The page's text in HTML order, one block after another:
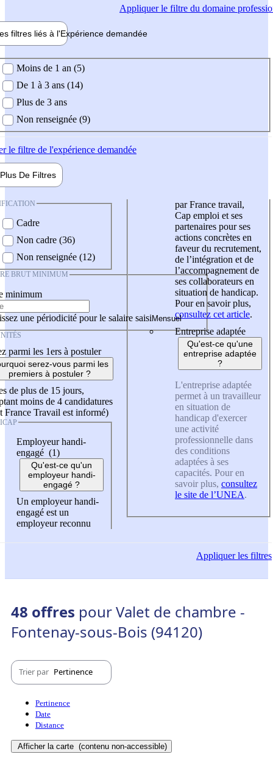
Appliquerle filtre du domaine
filtres liés à l'Expérience demandée
demandée
Moins de 1 an (5)
De 1 à 3 ans (14)
Plus de 3 ans
Non renseignée (9)
le filtre de l'expérience demandée
Plus De Filtres
Cadre
Non cadre (36)
Non renseignée (12)
BRUT MINIMUM
minimum
une périodicité pour le salaire saisi
parmi les 1ers à postuler
serez-vous parmi les
premiers à postuler ?
de plus de 15 jours,
moins de 4 candidatures
France Travail est informé)
Employeur handi-
engagé (1)
Qu'est-ce qu'un
employeur handi-
engagé ?
Un employeur handi-
engagé est un
employeur reconnu
par France travail,
Cap emploi et ses
partenaires pour ses
actions concrètes en
faveur du recrutement,
de l’intégration et de
l’accompagnement de
ses collaborateurs en
situation de handicap.
Pour en savoir plus,
consultez cet article.
Entreprise adaptée
Qu'est-ce qu'une
entreprise adaptée
?
L'entreprise adaptée
permet à un travailleur
en situation de
handicap d'exercer
une activité
professionnelle dans
des conditions
adaptées à ses
capacités. Pour en
savoir plus, consultez
le site de l’UNEA.
Appliquerles filtres
48 offres pour Valet de chambre -
Fontenay-sous-Bois (94120)
Trier par Pertinence
Pertinence
Date
Distance
Afficher la carte (contenu non-accessible)